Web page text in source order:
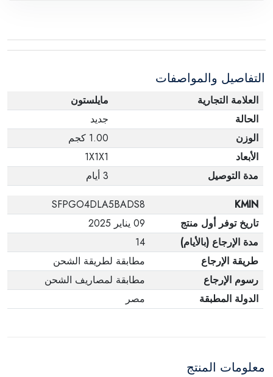
التفاصيل والمواصفات
العلامة التجارية
مايلستون
الحالة
جديد
الوزن
1.00 كجم
الأبعاد
1X1X1
مدة التوصيل
3 أيام
KMIN
SFPGO4DLA5BADS8
تاريخ توفر أول منتج
09 يناير 2025
مدة الإرجاع (بالأيام)
14
طريقة الإرجاع
مطابقة لطريقة الشحن
رسوم الإرجاع
مطابقة لمصاريف الشحن
الدولة المطبقة
مصر
معلومات المنتج